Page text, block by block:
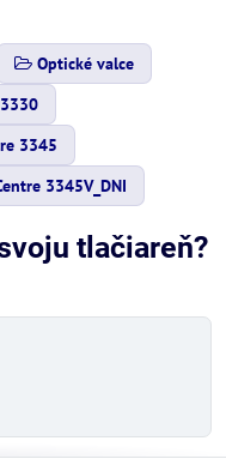
Optické valce
3345
3345V_DNI
tlačiareň?